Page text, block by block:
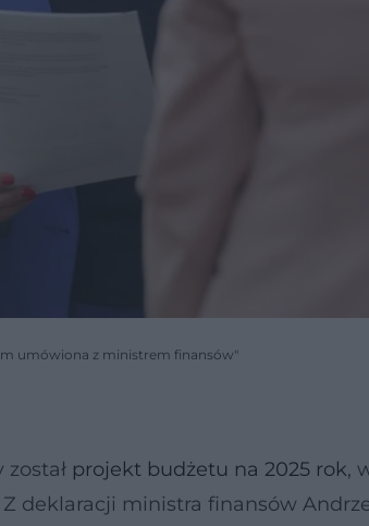
umówiona z ministrem finansów"
projekt budżetu na 2025 rok,
Z deklaracji ministra finansów